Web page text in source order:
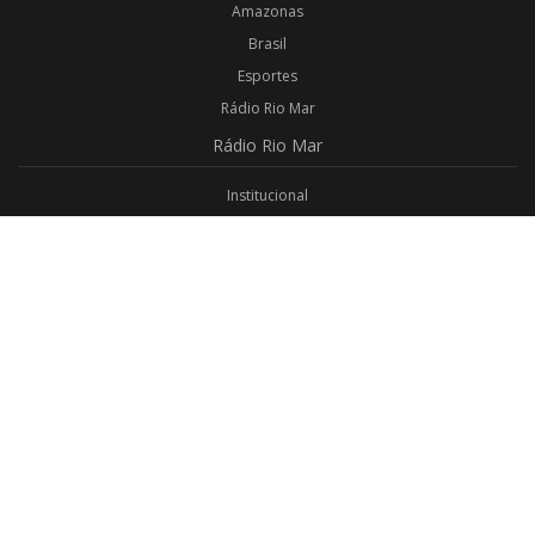
Amazonas
Brasil
Esportes
Rádio Rio Mar
Rádio Rio Mar
Institucional